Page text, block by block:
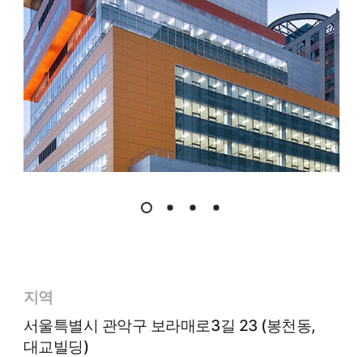
지역
서울특별시 관악구 보라매로3길 23 (봉천동,
대교빌딩)